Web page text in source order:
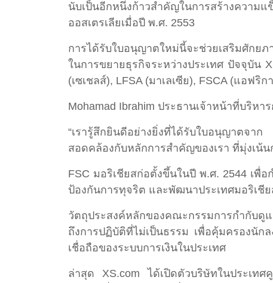
นับเป็นอีกหนึ่งก้าวสำคัญในการสร้างคว
ออสเตรเลียเมื่อปี พ.ศ. 2553
การได้รับใบอนุญาตใหม่นี้จะช่วยเสริมศักย
ในการขยายธุรกิจระหว่างประเทศ ปัจจุบัน
(เซเชลส์), LFSA (มาเลเซีย), FSCA (แอฟริ
Mohamad Ibrahim ประธานเจ้าหน้าที่บริหา
“เรารู้สึกยินดีอย่างยิ่งที่ได้รับใบอนุญาตจ
สอดคล้องกับหลักการสำคัญของเรา ที่มุ่งเน้
FSC มอริเชียสก่อตั้งขึ้นในปี พ.ศ. 2544 เพื่
ป้องกันการทุจริต และพัฒนาประเทศมอริเชี
วัตถุประสงค์หลักของคณะกรรมการกำกับดู
ถึงการปฏิบัติที่ไม่เป็นธรรม เพื่อคุ้มครองนั
เชื่อถือของระบบการเงินในประเทศ
ล่าสุด XS.com ได้เปิดตัวบริษัทในประเทศ